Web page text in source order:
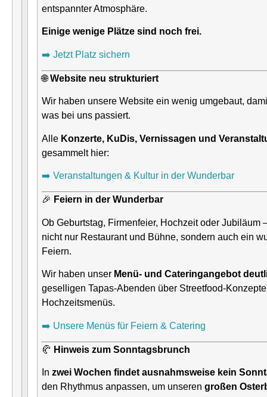
entspannter Atmosphäre.
Einige wenige Plätze sind noch frei.
➡️ Jetzt Platz sichern
🌐Website neu strukturiert
Wir haben unsere Website ein wenig umgebaut,
was bei uns passiert.
Alle Konzerte, KuDis, Vernissagen und
gesammelt hier:
➡️ Veranstaltungen & Kultur in der Wunderbar
🎉 Feiern in der Wunderbar
Ob Geburtstag, Firmenfeier, Hochzeit oder Jubiläum
nicht nur Restaurant und Bühne, sondern auch ein
Feiern.
Wir haben unser Menü- und Cateringangebot
geselligen Tapas-Abenden über Streetfood-
Hochzeitsmenüs.
➡️ Unsere Menüs für Feiern & Catering
🥐 Hinweis zum Sonntagsbrunch
In zwei Wochen findet ausnahmsweise kein
den Rhythmus anpassen, um unseren großen